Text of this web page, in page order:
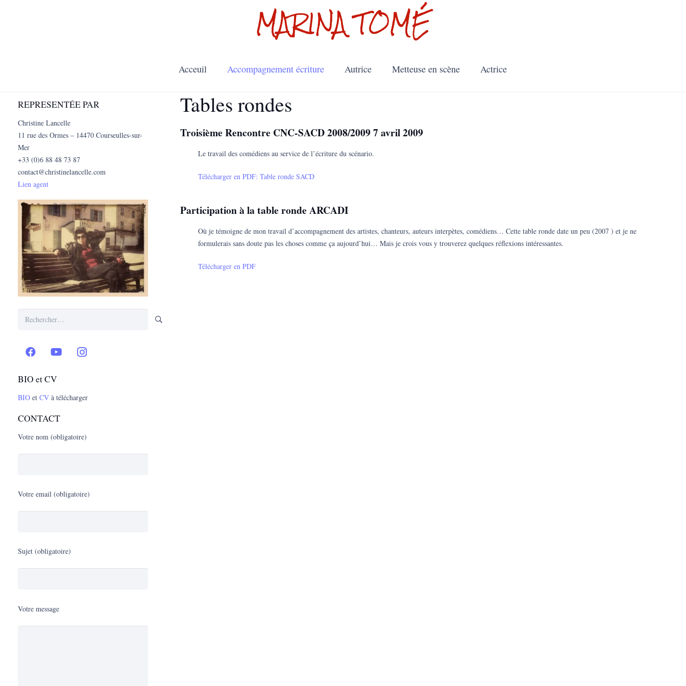
MARINA TOMÉ
Acceuil Accompagnement écriture Autrice Metteuse en scène Actrice
Tables rondes
Troisième Rencontre CNC-SACD 2008/2009 7 avril 2009
Le travail des comédiens au service de l’écriture du scénario.
Télécharger en PDF: Table ronde SACD
Participation à la table ronde ARCADI
Où je témoigne de mon travail d’accompagnement des artistes, chanteurs, auteurs interpètes, comédiens… Cette table ronde date un peu (2007 ) et je ne
formulerais sans doute pas les choses comme ça aujourd’hui… Mais je crois vous y trouverez quelques réflexions intéressantes.
Télécharger en PDF
REPRESENTÉE PAR
Christine Lancelle
11 rue des Ormes – 14470 Courseulles-sur-
Mer
+33 (0)6 88 48 73 87
contact@christinelancelle.com
Lien agent
BIO et CV
BIO et CV à télécharger
CONTACT
Votre nom (obligatoire)
Votre email (obligatoire)
Sujet (obligatoire)
Votre message